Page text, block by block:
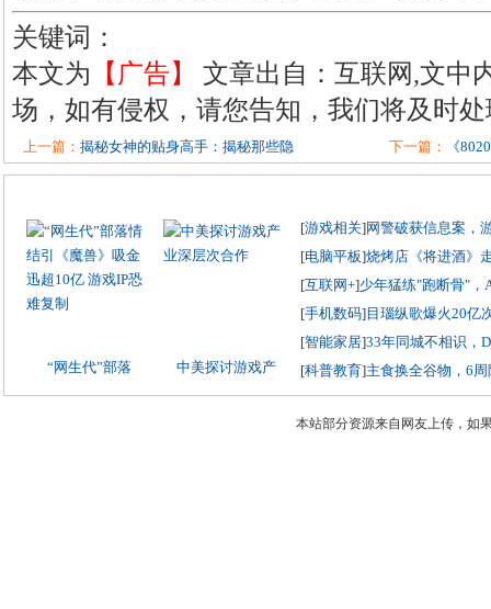
关键词：
本文为 【广告】
文章出自：互联网,文中
场，如有侵权，请您告知，我们将及时
上一篇： 揭秘女神的贴身高手：揭秘那些隐 下一篇： 《
“网生代”部落 中美探讨游戏产
[游戏相关]网警破获信息案，
[电脑平板]烧烤店《将进酒》
[互联网+]少年猛练"跑断骨"，
[手机数码]目瑙纵歌爆火20亿
[智能家居]33年同城不相识，
[科普教育]主食换全谷物，6
本站部分资源来自网友上传，如